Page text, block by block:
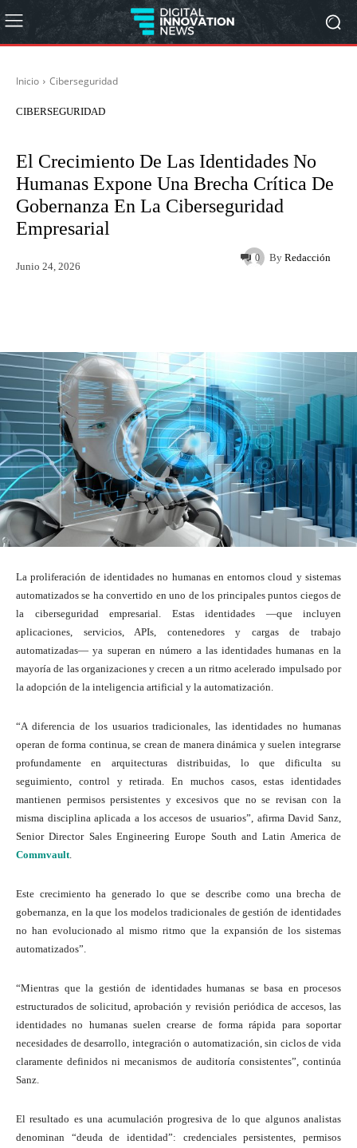
Inicio Ciberseguridad
CIBERSEGURIDAD
El Crecimiento De Las Identidades No
Humanas Expone Una Brecha Crítica De
Gobernanza En La Ciberseguridad
Empresarial
By Redacción
Junio 24, 2026
0
La proliferación de identidades no humanas en entornos cloud y sistemas
automatizados se ha convertido en uno de los principales puntos ciegos de
la ciberseguridad empresarial. Estas identidades —que incluyen
aplicaciones, servicios, APIs, contenedores y cargas de trabajo
automatizadas— ya superan en número a las identidades humanas en la
mayoría de las organizaciones y crecen a un ritmo acelerado impulsado por
la adopción de la inteligencia artificial y la automatización.
“A diferencia de los usuarios tradicionales, las identidades no humanas
operan de forma continua, se crean de manera dinámica y suelen integrarse
profundamente en arquitecturas distribuidas, lo que dificulta su
seguimiento, control y retirada. En muchos casos, estas identidades
mantienen permisos persistentes y excesivos que no se revisan con la
misma disciplina aplicada a los accesos de usuarios”, afirma David Sanz,
Senior Director Sales Engineering Europe South and Latin America de
Commvault
Este crecimiento ha generado lo que se describe como una brecha de
gobernanza, en la que los modelos tradicionales de gestión de identidades
no han evolucionado al mismo ritmo que la expansión de los sistemas
automatizados”.
“Mientras que la gestión de identidades humanas se basa en procesos
estructurados de solicitud, aprobación y revisión periódica de accesos, las
identidades no humanas suelen crearse de forma rápida para soportar
necesidades de desarrollo, integración o automatización, sin ciclos de vida
claramente definidos ni mecanismos de auditoría consistentes”, continúa
Sanz.
El resultado es una acumulación progresiva de lo que algunos analistas
denominan “deuda de identidad”: credenciales persistentes, permisos